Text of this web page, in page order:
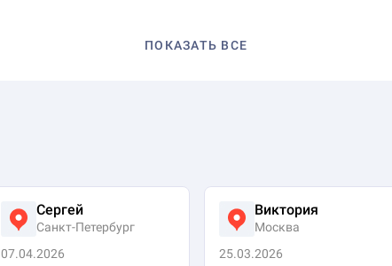
ПОКАЗАТЬ ВСЕ
Сергей
Санкт-Петербург
07.04.2026
Виктория
Москва
25.03.2026